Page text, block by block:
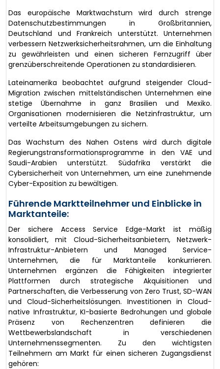
Das europäische Marktwachstum wird durch strenge
Datenschutzbestimmungen in Großbritannien,
Deutschland und Frankreich unterstützt. Unternehmen
verbessern Netzwerksicherheitsrahmen, um die Einhaltung
zu gewährleisten und einen sicheren Fernzugriff über
grenzüberschreitende Operationen zu standardisieren.
Lateinamerika beobachtet aufgrund steigender Cloud-
Migration zwischen mittelständischen Unternehmen eine
stetige Übernahme in ganz Brasilien und Mexiko.
Organisationen modernisieren die Netzinfrastruktur, um
verteilte Arbeitsumgebungen zu sichern.
Das Wachstum des Nahen Ostens wird durch digitale
Regierungstransformationsprogramme in den VAE und
Saudi-Arabien unterstützt. Südafrika verstärkt die
Cybersicherheit von Unternehmen, um eine zunehmende
Cyber-Exposition zu bewältigen.
Führende Marktteilnehmer und Einblicke in
Marktanteile:
Der sichere Access Service Edge-Markt ist mäßig
konsolidiert, mit Cloud-Sicherheitsanbietern, Netzwerk-
Infrastruktur-Anbietern und Managed Service-
Unternehmen, die für Marktanteile konkurrieren.
Unternehmen ergänzen die Fähigkeiten integrierter
Plattformen durch strategische Akquisitionen und
Partnerschaften, die Verbesserung von Zero Trust, SD-WAN
und Cloud-Sicherheitslösungen. Investitionen in Cloud-
native Infrastruktur, KI-basierte Bedrohungen und globale
Präsenz von Rechenzentren definieren die
Wettbewerbslandschaft in verschiedenen
Unternehmenssegmenten. Zu den wichtigsten
Teilnehmern am Markt für einen sicheren Zugangsdienst
gehören: